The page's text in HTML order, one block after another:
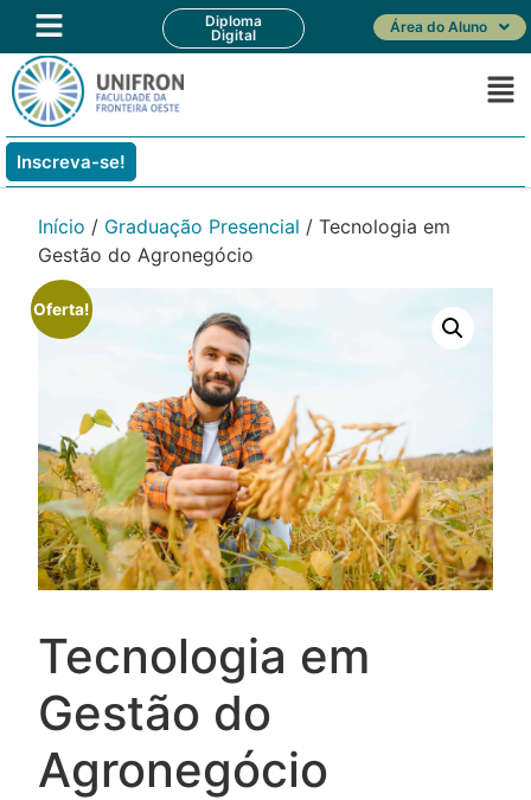
Diploma
Digital
Área do Aluno
Inscreva-se!
Início / Graduação Presencial / Tecnologia em
Gestão do Agronegócio
Oferta!
Tecnologia em
Gestão do
Agronegócio